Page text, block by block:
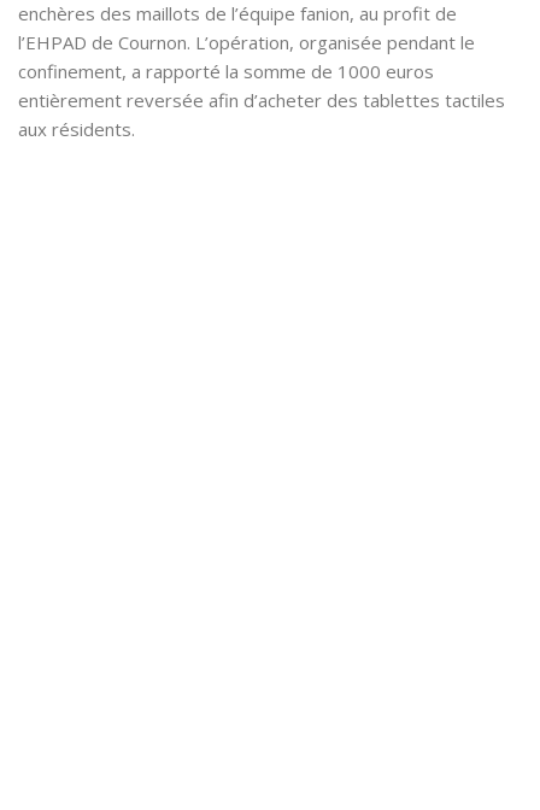
enchères des maillots de l’équipe fanion, au profit de
l’EHPAD de Cournon. L’opération, organisée pendant le
confinement, a rapporté la somme de 1000 euros
entièrement reversée afin d’acheter des tablettes tactiles
aux résidents.